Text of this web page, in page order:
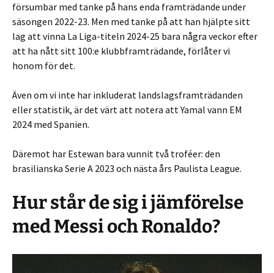
försumbar med tanke på hans enda framträdande under
säsongen 2022-23. Men med tanke på att han hjälpte sitt
lag att vinna La Liga-titeln 2024-25 bara några veckor efter
att ha nått sitt 100:e klubbframträdande, förlåter vi
honom för det.
Även om vi inte har inkluderat landslagsframträdanden
eller statistik, är det värt att notera att Yamal vann EM
2024 med Spanien.
Däremot har Estewan bara vunnit två troféer: den
brasilianska Serie A 2023 och nästa års Paulista League.
Hur står de sig i jämförelse
med Messi och Ronaldo?